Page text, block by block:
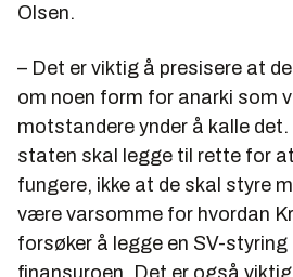
Olsen.
– Det er viktig å presisere at
om noen form for anarki som
motstandere ynder å kalle
staten skal legge til rette for
fungere, ikke at de skal styre
være varsomme for hvordan
forsøker å legge en SV-
finansuroen. Det er også